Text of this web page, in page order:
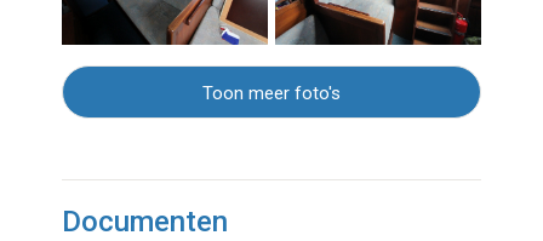
Toon meer foto's
Documenten